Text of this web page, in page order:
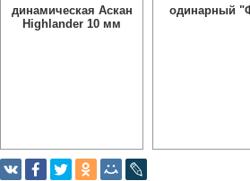
динамическая Аскан
Highlander 10 мм
одинарный